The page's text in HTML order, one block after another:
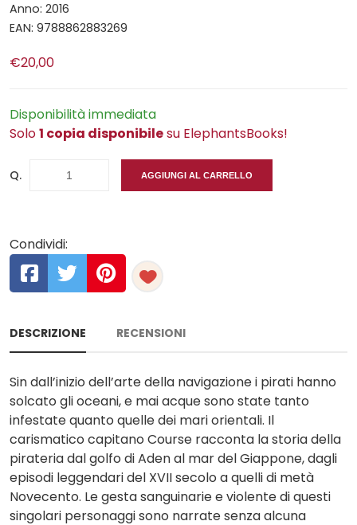
Anno: 2016
EAN: 9788862883269
€20,00
Disponibilità immediata
Solo1 copia disponibilesu ElephantsBooks!
Q. AGGIUNGI AL CARRELLO
Condividi:
DESCRIZIONE RECENSIONI
Sin dall’inizio dell’arte della navigazione i pirati hanno
solcato gli oceani, e mai acque sono state tanto
infestate quanto quelle dei mari orientali. Il
carismatico capitano Course racconta la storia della
pirateria dal golfo di Aden al mar del Giappone, dagli
episodi leggendari del XVII secolo a quelli di metà
Novecento. Le gesta sanguinarie e violente di questi
singolari personaggi sono narrate senza alcuna